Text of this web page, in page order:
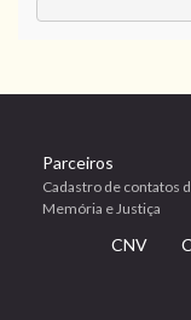
Parceiros
Cadastro de contatos
Memória e Justiça
CNV